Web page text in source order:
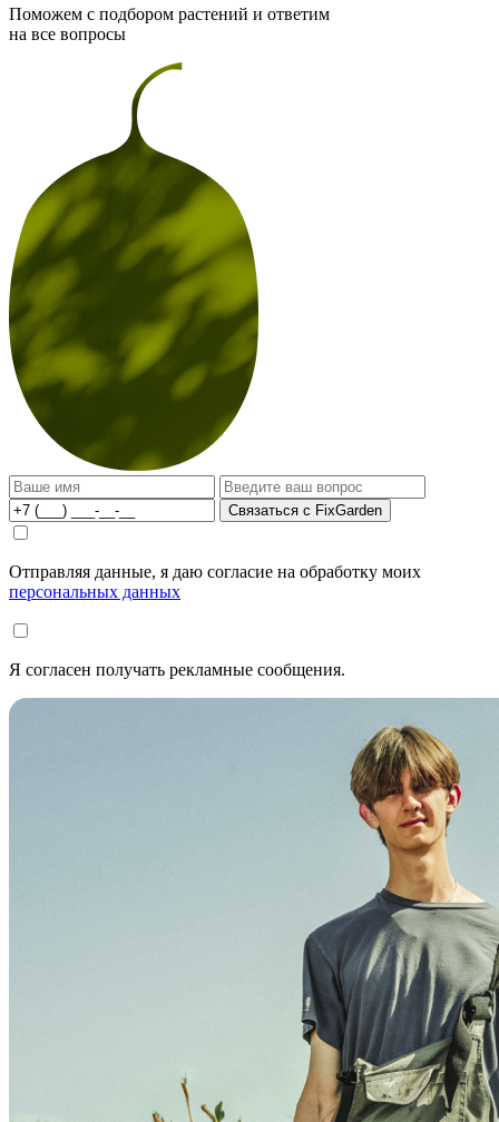
Поможем с подбором растений и ответим
на все вопросы
Связаться с FixGarden
Отправляя данные, я даю согласие на обработку моих
персональных данных
Я согласен получать рекламные сообщения.